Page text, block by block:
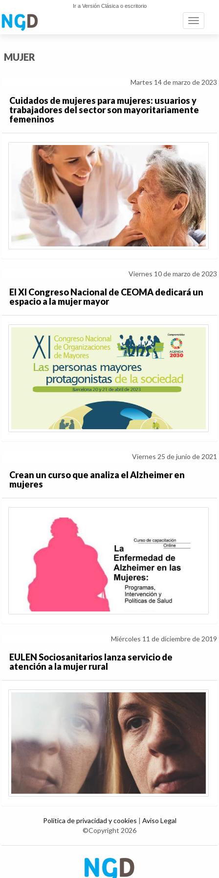
Ir a Versión Clásica o escritorio
Toggle
MUJER
Martes 14 de marzo de 2023
Cuidados de mujeres para mujeres: usuarios y
trabajadores del sector son mayoritariamente
femeninos
Viernes 10 de marzo de 2023
El XI Congreso Nacional de CEOMA dedicará un
espacio a la mujer mayor
Viernes 25 de junio de 2021
Crean un curso que analiza el Alzheimer en
mujeres
Miércoles 11 de diciembre de 2019
EULEN Sociosanitarios lanza servicio de
atención a la mujer rural
Política de privacidad y cookies | Aviso Legal
©Copyright 2026